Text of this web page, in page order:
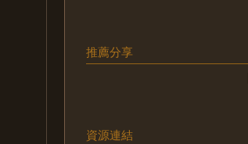
推薦分享
資源連結